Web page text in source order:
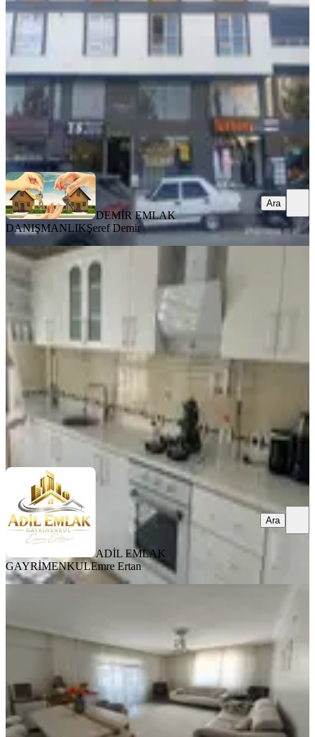
Merkez, Üniversite Mahallesi
· 1. Kat 06.08.2026
DEMİR EMLAK DANIŞMANLIK Şeref Demir
Ara
DEMİR EMLAK
DANIŞMANLIKŞeref Demir
Ara
YENİ
Sanayi Mahallesinin En Prestijli
Lokasyonunda, 3+1 Daire
Merkez, Sanayi Mahallesi
3. Kat·05.08.2026
2.350.000 ₺
ADİL EMLAK GAYRİMENKULEmre Ertan
ADİL EMLAK
GAYRİMENKULEmre Ertan
Ara
Merkez, Sürsürü Mahallesi
3+1·170 m² ·5. Kat ·05.08.2026
4.050.000 ₺
Mehmet Kurnaz